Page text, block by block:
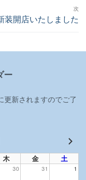
次
:
装開店いたしました
ー
更新されますのでご了
木 金 土
30 31 1